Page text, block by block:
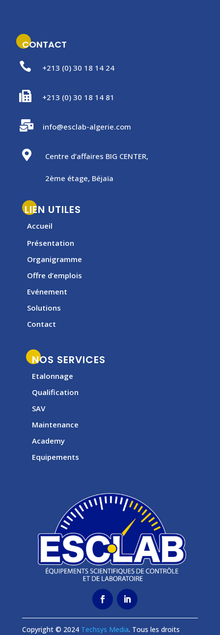
CONTACT

+213 (0) 30 18 14 24
 +213 (0) 30 18 14 81
 info@esclab-algerie.com
 Centre d’affaires BIG CENTER,
2ème étage, Béjaïa
LIEN UTILES
Accueil
Présentation
Organigramme
Offre d’emplois
Evénement
Solutions
Contact
NOS SERVICES
Etalonnage
Qualification
SAV
Maintenance
Academy
Equipements
Copyright © 2024 Techsys Media. Tous les droits